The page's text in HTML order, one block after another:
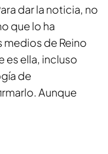
dar la noticia, no
que lo ha
medios de Reino
es ella, incluso
de
Aunque